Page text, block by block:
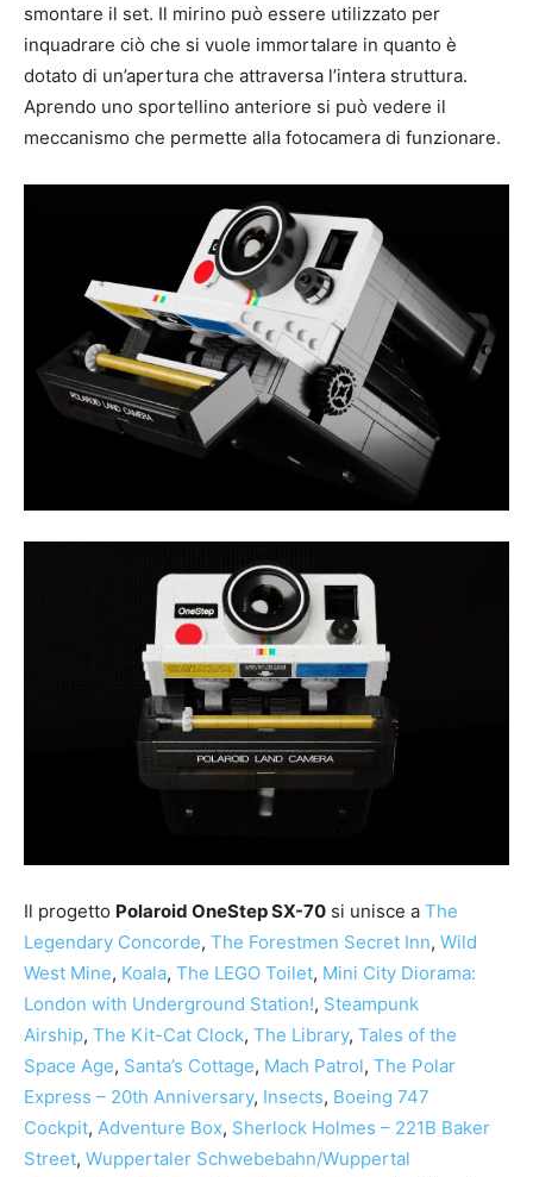
smontare il set. Il mirino può essere utilizzato per
inquadrare ciò che si vuole immortalare in quanto è
dotato di un’apertura che attraversa l’intera struttura.
Aprendo uno sportellino anteriore si può vedere il
meccanismo che permette alla fotocamera di funzionare.
Il progetto Polaroid OneStep SX-70 si unisce a The
Legendary Concorde, The Forestmen Secret Inn, Wild
West Mine, Koala, The LEGO Toilet, Mini City Diorama:
London with Underground Station!, Steampunk
Airship, The Kit-Cat Clock, The Library, Tales of the
Space Age, Santa’s Cottage, Mach Patrol, The Polar
Express – 20th Anniversary, Insects, Boeing 747
Cockpit, Adventure Box, Sherlock Holmes – 221B Baker
Street, Wuppertaler Schwebebahn/Wuppertal